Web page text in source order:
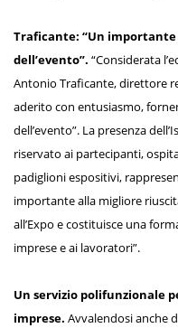
Traficante: “Un
dell’evento”. “Considerata
Antonio Traficante, direttore
aderito con entusiasmo,
dell’evento”. La presenza
riservato ai partecipanti,
padiglioni espositivi,
importante alla migliore
all’Expo e costituisce una
imprese e ai lavoratori”.
Un servizio polifunzionale
imprese. Avvalendosi anche